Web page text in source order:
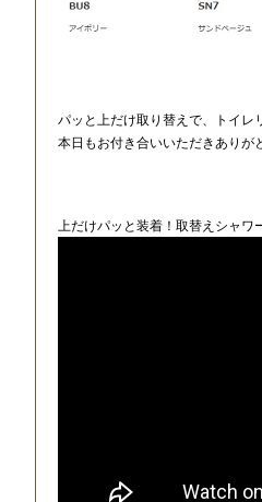
パッと上だけ取り替えで、トイレ
本日もお付き合いいただきありが
上だけパッと装着！取替えシャワ